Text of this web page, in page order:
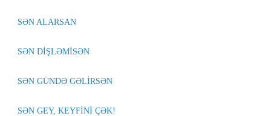
SƏN ALARSAN
SƏN DİŞLƏMİSƏN
SƏN GÜNDƏ GƏLİRSƏN
SƏN GEY, KEYFİNİ ÇƏK!